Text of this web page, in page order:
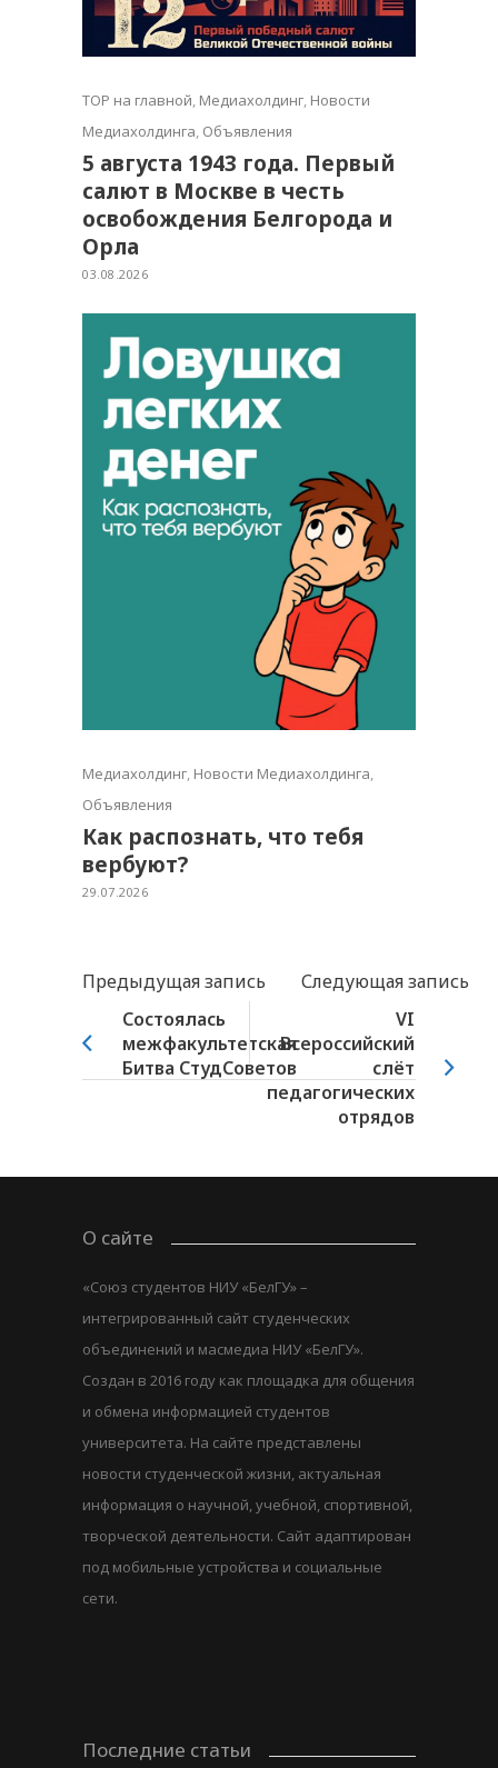
TOP на главной, Медиахолдинг, Новости
Медиахолдинга, Объявления
5 августа 1943 года. Первый
салют в Москве в честь
освобождения Белгорода и
Орла
03.08.2026
Медиахолдинг, Новости Медиахолдинга,
Объявления
Как распознать, что тебя
вербуют?
29.07.2026
Предыдущая запись
Следующая запись
Состоялась
межфакультетская
Битва СтудСоветов
VI
Всероссийский
слёт
педагогических
отрядов
О сайте
«Союз студентов НИУ «БелГУ» –
интегрированный сайт студенческих
объединений и масмедиа НИУ «БелГУ».
Создан в 2016 году как площадка для общения
и обмена информацией студентов
университета. На сайте представлены
новости студенческой жизни, актуальная
информация о научной, учебной, спортивной,
творческой деятельности. Сайт адаптирован
под мобильные устройства и социальные
сети.
Последние статьи